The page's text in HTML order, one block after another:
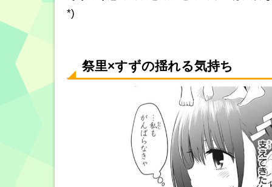
*)
祭里×すずの揺れる気持ち